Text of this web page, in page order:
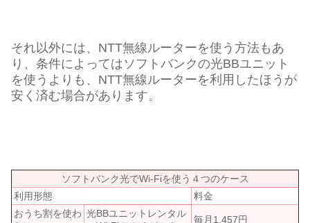
それ以外には、NTT無線ルーターを使う方法もあ
り、条件によってはソフトバンクの光BBユニット
を使うよりも、NTT無線ルーターを利用したほうが
安く済む場合があります。
ソフトバンク光でWi-Fiを使う４つのケース
利用形態
料金
おうち割を使わ 光BBユニットレンタル
毎月1,457円